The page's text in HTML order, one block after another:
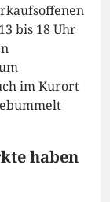
bis 18 Uhr
im Kurort
haben